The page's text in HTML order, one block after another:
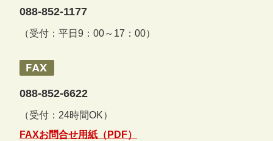
088-852-1177
（受付：平日9：00～17：00）
088-852-6622
（受付：24時間OK）
FAXお問合せ用紙（PDF）